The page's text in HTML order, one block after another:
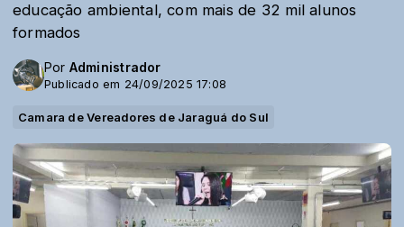
educação ambiental, com mais de 32 mil alunos
formados
Por Administrador
Publicado em 24/09/2025 17:08
Camara de Vereadores de Jaraguá do Sul